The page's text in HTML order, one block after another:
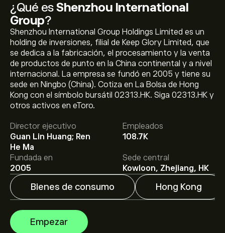
¿Qué esShenzhou International
Group?
Shenzhou International Group Holdings Limited es un
holding de inversiones, filial de Keep Glory Limited, que
se dedica a la fabricación, el procesamiento y la venta
de productos de punto en la China continental y a nivel
internacional. La empresa se fundó en 2005 y tiene su
sede en Ningbo (China). Cotiza en La Bolsa de Hong
Kong con el símbolo bursátil 02313.HK. Siga 02313.HK y
otros activos en eToro.
Director ejecutivo
Guan Lin Huang; Ren
He Ma
Empleados
108.7K
Fundada en
2005
Sede central
Kowloon, Zhejiang, HK
Bienes de consumo Hong Kong
Empezar
El precio actual de las acciones de 02313.HK es de
42.80‎$‎.
El precio medio objetivo para las acciones de Shenzhou
International Group es de 42.80‎$‎.Regístrate
para conocer los precios objetivo y las previsiones de
los analistas.
Las previsiones de los analistas para las acciones de
Shenzhou International Group se basan en las
tendencias del mercado, los estados financieros y el
crecimiento previsto. Consulta las previsiones más